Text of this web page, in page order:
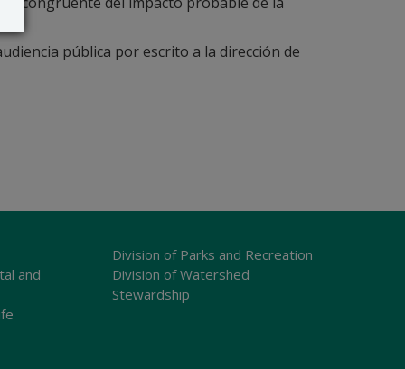
pública por escrito a la dirección de
and
Division of Parks and Recreation
Division of Watershed
Stewardship